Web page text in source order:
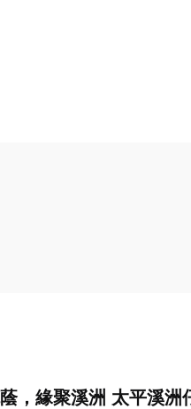
，緣聚溪洲 太平溪洲